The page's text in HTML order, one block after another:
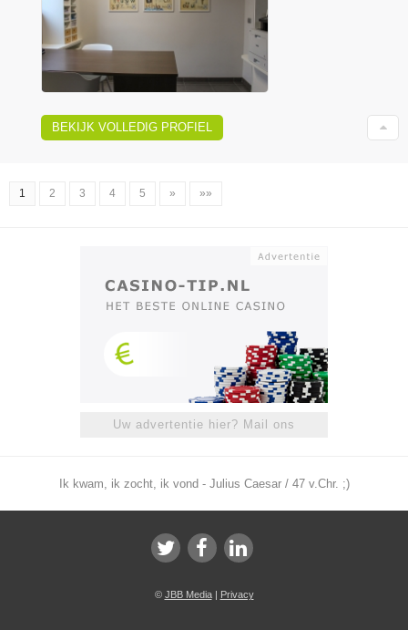
BEKIJK VOLLEDIG PROFIEL
1 2 3 4 5 » »»
Uw advertentie hier? Mail ons
Ik kwam, ik zocht, ik vond - Julius Caesar / 47 v.Chr. ;)
© JBB Media| Privacy